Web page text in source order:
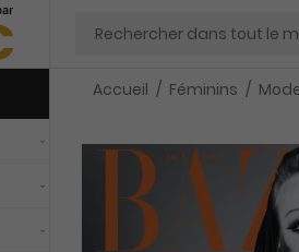
Chercher
Accueil Féminins